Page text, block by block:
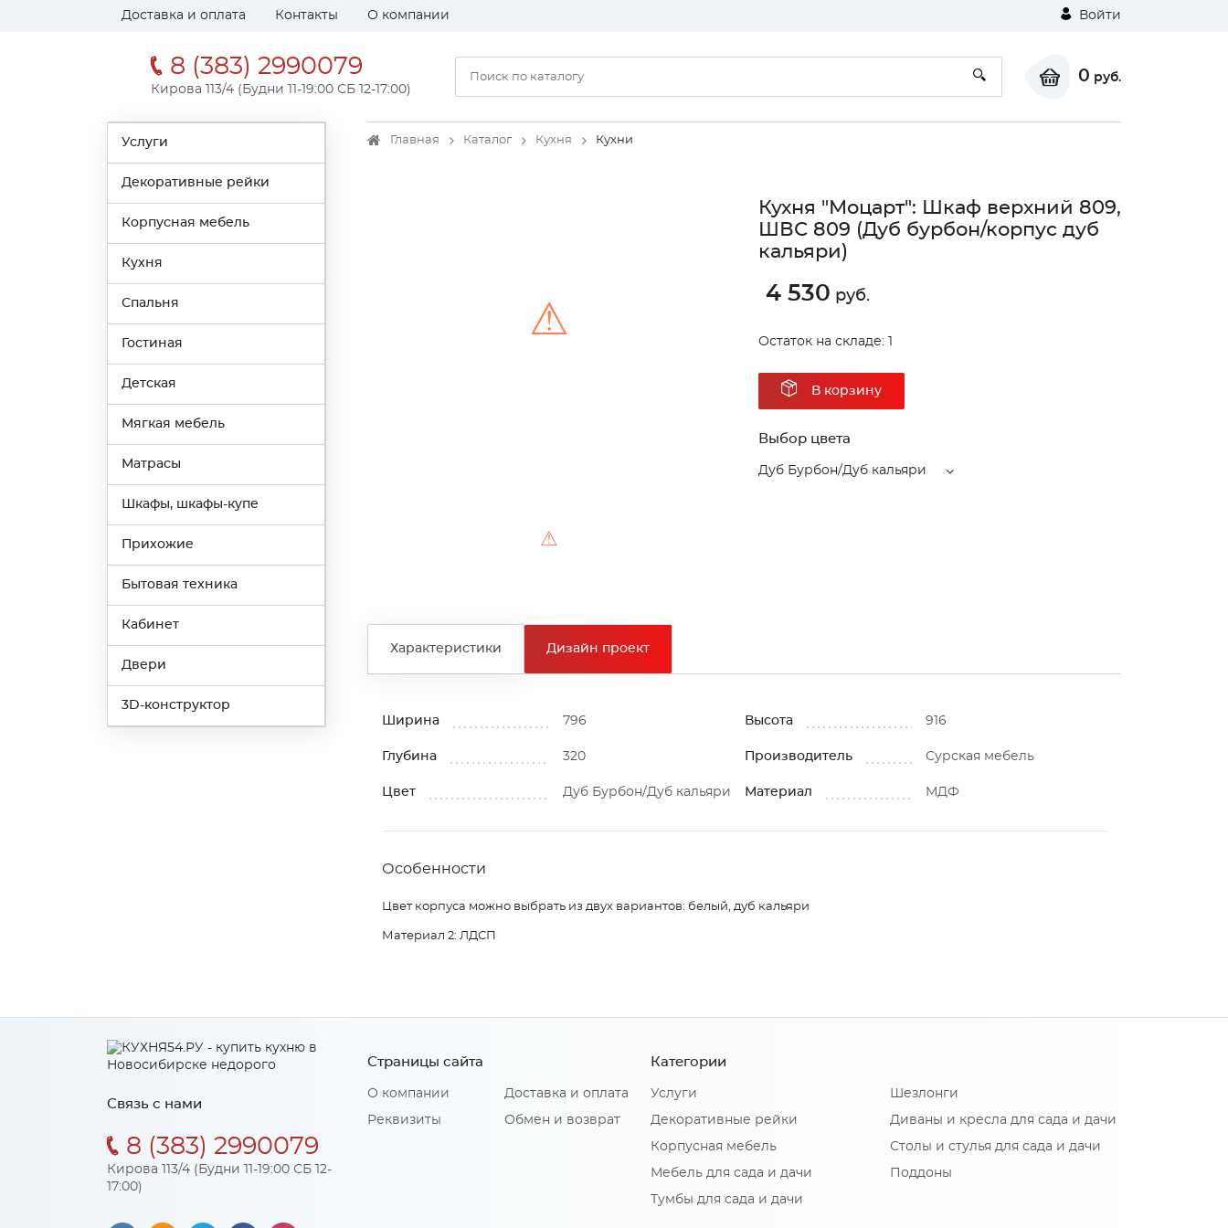
Доставка и оплата Контакты О компании Войти
8 (383) 2990079
Кирова 113/4 (Будни 11-19:00 СБ 12-17:00)
0 руб.
Услуги
Декоративные рейки
Корпусная мебель
Кухня
Спальня
Гостиная
Детская
Мягкая мебель
Матрасы
Шкафы, шкафы-купе
Прихожие
Бытовая техника
Кабинет
Двери
3D-конструктор
Главная Каталог Кухня Кухни
⚠
⚠
Кухня "Моцарт": Шкаф верхний 809,
ШВС 809 (Дуб бурбон/корпус дуб
кальяри)
4 530 руб.
Остаток на складе: 1
В корзину
Выбор цвета
Дуб Бурбон/Дуб кальяри
Характеристики Дизайн проект
Ширина 796 Высота 916
Глубина 320 Производитель Сурская мебель
Цвет Дуб Бурбон/Дуб кальяри Материал МДФ
Особенности
Цвет корпуса можно выбрать из двух вариантов: белый, дуб кальяри
Материал 2: ЛДСП
Связь с нами
8 (383) 2990079
Кирова 113/4 (Будни 11-19:00 СБ 12-
17:00)
Страницы сайта
О компании
Реквизиты
Доставка и оплата
Обмен и возврат
Категории
Услуги
Декоративные рейки
Корпусная мебель
Мебель для сада и дачи
Тумбы для сада и дачи
Шезлонги
Диваны и кресла для сада и дачи
Столы и стулья для сада и дачи
Поддоны